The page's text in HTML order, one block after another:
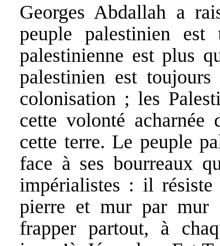
Georges Abdallah a
peuple palestinien
palestinienne est plus
palestinien est
colonisation ; les
cette volonté acharnée
cette terre. Le peuple
face à ses bourreaux
impérialistes : il
pierre et mur par mur
frapper partout, à